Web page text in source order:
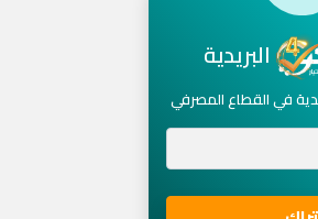
البريدية
في القطاع المصرفي